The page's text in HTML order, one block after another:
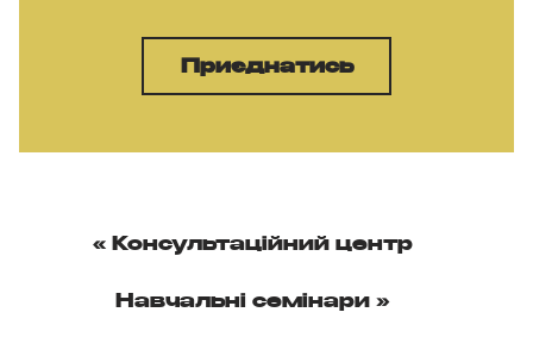
Приєднатись
« Консультаційний центр
Навчальні семінари »